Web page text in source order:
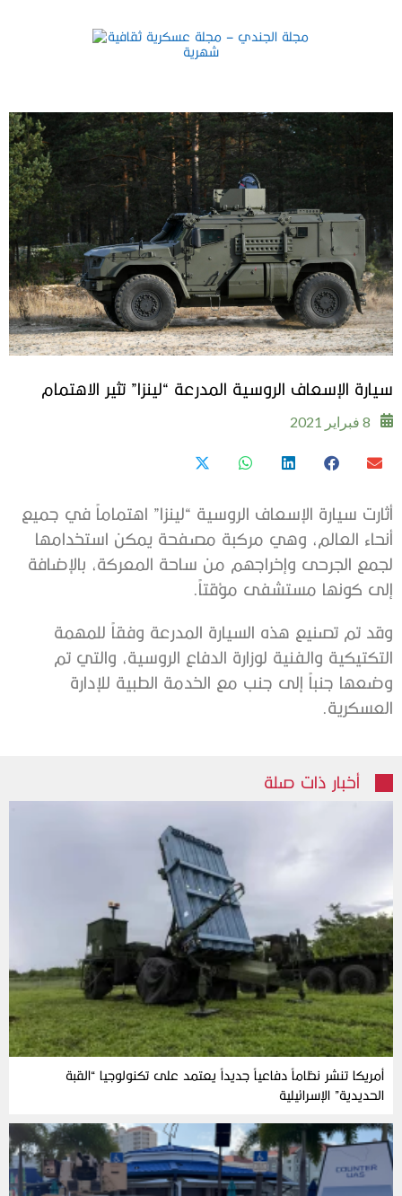
سيارة الإسعاف الروسية المدرعة “لينزا” تثير الاهتمام
8 فبراير 2021
أثارت سيارة الإسعاف الروسية “لينزا” اهتماماً في جميع
أنحاء العالم، وهي مركبة مصفحة يمكن استخدامها
لجمع الجرحى وإخراجهم من ساحة المعركة، بالإضافة
إلى كونها مستشفى مؤقتاً.
وقد تم تصنيع هذه السيارة المدرعة وفقاً للمهمة
التكتيكية والفنية لوزارة الدفاع الروسية، والتي تم
وضعها جنباً إلى جنب مع الخدمة الطبية للإدارة
العسكرية.
أخبار ذات صلة
أمريكا تنشر نظاماً دفاعياً جديداً يعتمد على تكنولوجيا “القبة
الحديدية” الإسرائيلية